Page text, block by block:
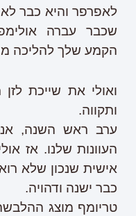
לאפרפר והיא כבר
שכבר עברה
הקמע שלך להליכה
ואולי את שייכת
ותקווה.
ערב ראש השנה,
העוונות שלנו. אז
אישית שנכון שלא
כבר ישנה ודהויה.
טריומף מוצג